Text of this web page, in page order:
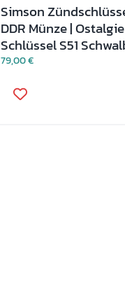
Simson
DDR Münze | Ostalgie
Schlüssel S51
79,00€